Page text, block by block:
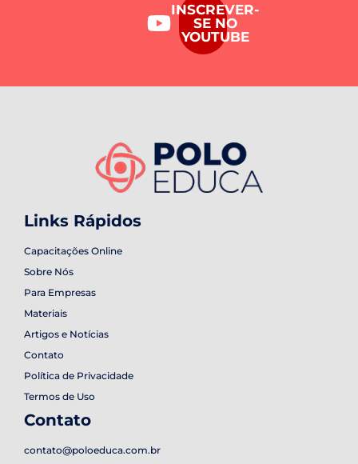
INSCREVER-
SE NO
YOUTUBE
Links Rápidos
Capacitações Online
Sobre Nós
Para Empresas
Materiais
Artigos e Notícias
Contato
Política de Privacidade
Termos de Uso
Contato
contato@poloeduca.com.br